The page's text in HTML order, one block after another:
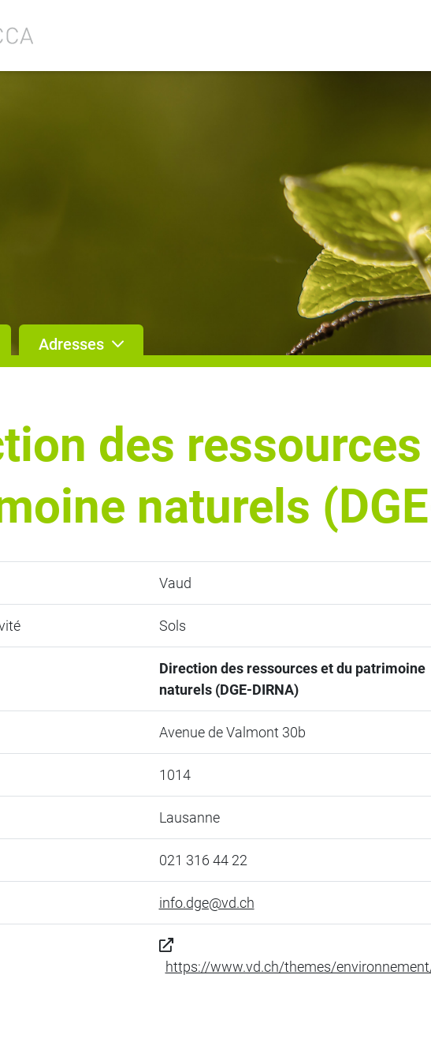
Adresses
des
naturels
Vaud
Sols
Direction des ressources et du patrimoine
naturels (DGE-DIRNA)
Avenue de Valmont 30b
1014
Lausanne
021 316 44 22
info.dge@vd.ch
https://www.vd.ch/themes/